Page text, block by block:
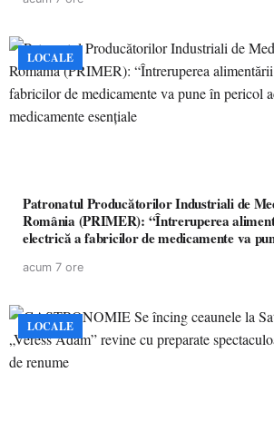
LOCALE
Patronatul Producătorilor Industriali de
România (PRIMER): “Întreruperea
electrică a fabricilor de medicamente va
acum 7 ore
LOCALE